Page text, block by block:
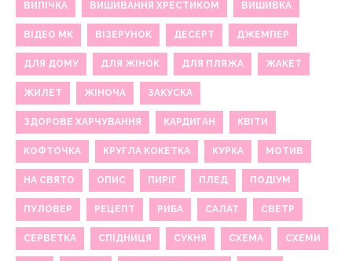
ВИПІЧКА ВИШИВАННЯ ХРЕСТИКОМ ВИШИВКА
ВІДЕО МК ВІЗЕРУНОК ДЕСЕРТ ДЖЕМПЕР
ДЛЯ ДОМУ ДЛЯ ЖІНОК ДЛЯ ПЛЯЖА ЖАКЕТ
ЖИЛЕТ ЖІНОЧА ЗАКУСКА
ЗДОРОВЕ ХАРЧУВАННЯ КАРДИГАН КВІТИ
КОФТОЧКА КРУГЛА КОКЕТКА КУРКА МОТИВ
НА СВЯТО ОПИС ПИРІГ ПЛЕД ПОДІУМ
ПУЛОВЕР РЕЦЕПТ РИБА САЛАТ СВЕТР
СЕРВЕТКА СПІДНИЦЯ СУКНЯ СХЕМА СХЕМИ